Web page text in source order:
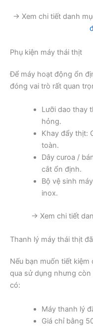
→ Xem chi tiết danh
Phụ kiện máy thái thịt
Để máy hoạt động ổn
đóng vai trò rất quan
Lưỡi dao thay
hỏng.
Khay đẩy thịt:
toàn.
Dây curoa /
cắt ổn định.
Bộ vệ sinh
inox.
→ Xem chi tiết
Thanh lý máy thái thịt
Nếu bạn muốn tiết
qua sử dụng nhưng
có:
Máy thanh lý
Giá chỉ bằng